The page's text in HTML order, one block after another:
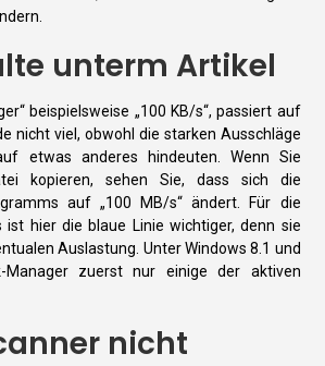
unterm Artikel
beispielsweise „100 KB/s“, passiert auf
nicht viel, obwohl die starken Ausschläge
etwas anderes hindeuten. Wenn Sie
kopieren, sehen Sie, dass sich die
auf „100 MB/s“ ändert. Für die
ist hier die blaue Linie wichtiger, denn sie
Auslastung. Unter Windows 8.1 und
zuerst nur einige der aktiven
nicht